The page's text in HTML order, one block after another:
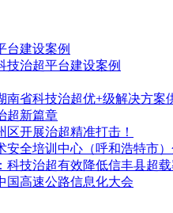
台建设案例
技治超平台建设案例
南省科技治超优+级解决方案
超新篇章
区开展治超精准打击！
安全培训中心（呼和浩特市
科技治超有效降低信丰县超
国高速公路信息化大会